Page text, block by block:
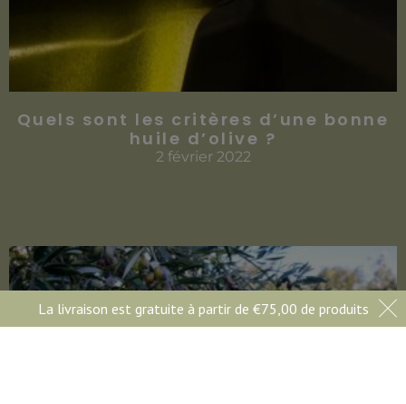
La livraison est gratuite à partir de €75,00 de produits
Quels sont les critères d’une bonne
huile d’olive ?
2 février 2022